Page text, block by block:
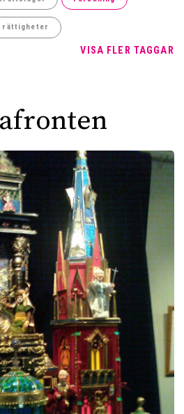
rättigheter
VISA FLER TAGGAR